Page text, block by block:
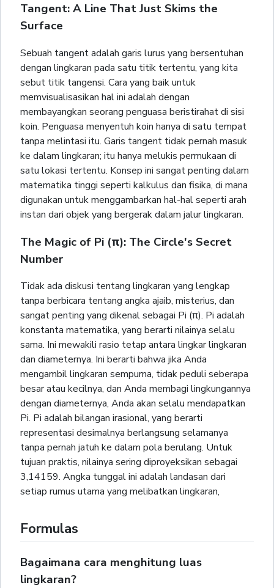
Tangent: A Line That Just Skims the
Surface
Sebuah tangent adalah garis lurus yang bersentuhan
dengan lingkaran pada satu titik tertentu, yang kita
sebut titik tangensi. Cara yang baik untuk
memvisualisasikan hal ini adalah dengan
membayangkan seorang penguasa beristirahat di sisi
koin. Penguasa menyentuh koin hanya di satu tempat
tanpa melintasi itu. Garis tangent tidak pernah masuk
ke dalam lingkaran; itu hanya melukis permukaan di
satu lokasi tertentu. Konsep ini sangat penting dalam
matematika tinggi seperti kalkulus dan fisika, di mana
digunakan untuk menggambarkan hal-hal seperti arah
instan dari objek yang bergerak dalam jalur lingkaran.
The Magic of Pi (π): The Circle's Secret
Number
Tidak ada diskusi tentang lingkaran yang lengkap
tanpa berbicara tentang angka ajaib, misterius, dan
sangat penting yang dikenal sebagai Pi (π). Pi adalah
konstanta matematika, yang berarti nilainya selalu
sama. Ini mewakili rasio tetap antara lingkar lingkaran
dan diameternya. Ini berarti bahwa jika Anda
mengambil lingkaran sempurna, tidak peduli seberapa
besar atau kecilnya, dan Anda membagi lingkungannya
dengan diameternya, Anda akan selalu mendapatkan
Pi. Pi adalah bilangan irasional, yang berarti
representasi desimalnya berlangsung selamanya
tanpa pernah jatuh ke dalam pola berulang. Untuk
tujuan praktis, nilainya sering diproyeksikan sebagai
3,14159. Angka tunggal ini adalah landasan dari
setiap rumus utama yang melibatkan lingkaran,
Formulas
Bagaimana cara menghitung luas
lingkaran?